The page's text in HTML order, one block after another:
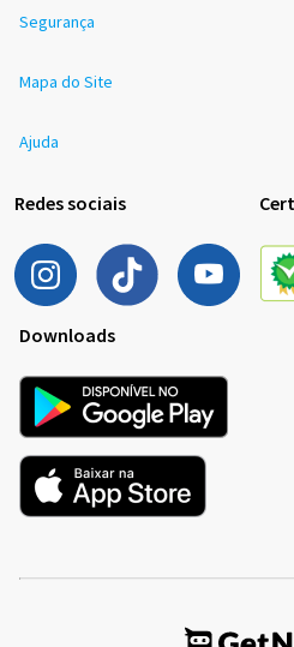
Segurança
Mapa do Site
Ajuda
Redes sociais
Downloads